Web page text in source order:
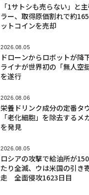
「1サトシも売らない」と
ラー、取得原価割れで約
ットコインを売却
2026.08.05
ドローンからロボットが降
ライナが世界初の「無人空
を遂行
2026.08.06
栄養ドリンク成分の定番タ
「老化細胞」を除去するメ
を発見
2026.08.05
ロシアの攻撃で給油所が
たり全滅、ウは米国の引き
走 全面侵攻1623日目